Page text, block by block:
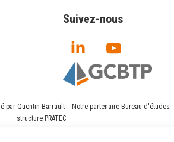
Suivez-nous
par Quentin Barrault - Notre partenaire Bureau d'études
structure PRATEC